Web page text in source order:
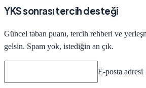
YKS sonrası tercih desteği
Güncel taban puanı, tercih rehberi ve
gelsin. Spam yok, istediğin an çık.
E-posta adresi